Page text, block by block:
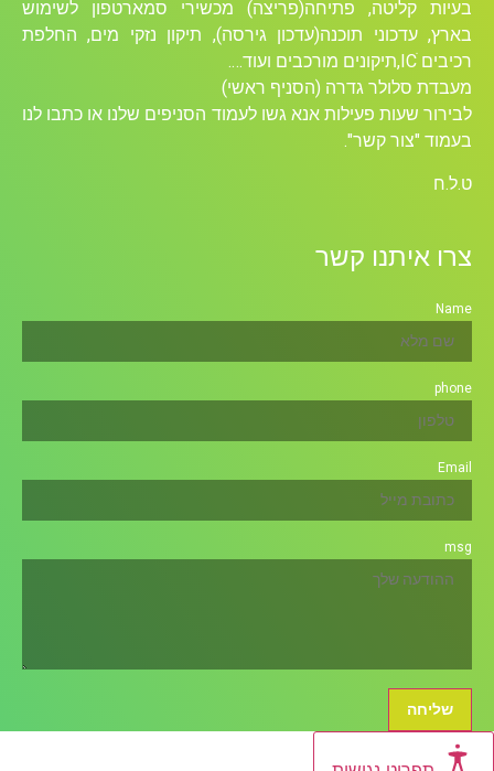
בעיות קליטה, פתיחה(פריצה) מכשירי סמארטפון לשימוש
בארץ, עדכוני תוכנה(עדכון גירסה), תיקון נזקי מים, החלפת
רכיבים ICׁ,תיקונים מורכבים ועוד….
מעבדת סלולר גדרה (הסניף ראשי)
לבירור שעות פעילות אנא גשו לעמוד הסניפים שלנו או כתבו לנו
בעמוד "צור קשר".
ט.ל.ח
צרו איתנו קשר
Name
phone
Email
msg
שליחה